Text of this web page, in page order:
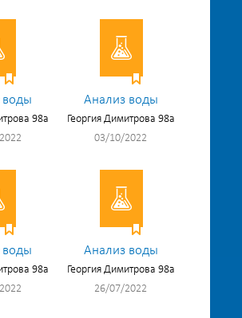
воды
98а
Анализ воды
Георгия Димитрова 98а
03/10/2022
воды
98а
Анализ воды
Георгия Димитрова 98а
26/07/2022